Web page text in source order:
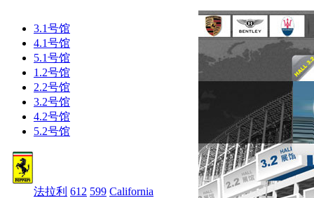
3.1号馆
4.1号馆
5.1号馆
1.2号馆
2.2号馆
3.2号馆
4.2号馆
5.2号馆
法拉利 612 599 California